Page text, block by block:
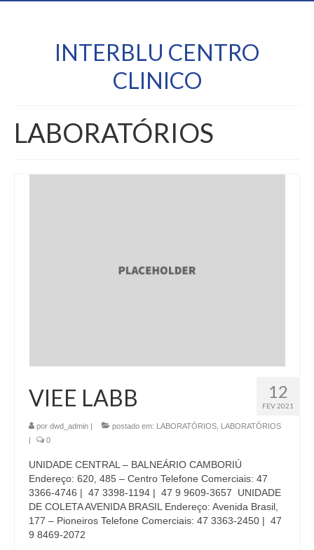
INTERBLU CENTRO
CLINICO
LABORATÓRIOS
12
FEV 2021
VIEE LABB
por dwd_admin | postado em: LABORATÓRIOS LABORATÓRIOS
|
0
UNIDADE CENTRAL – BALNEÁRIO CAMBORIÚ
Endereço: 620, 485 – Centro Telefone Comerciais: 47
3366-4746 | 47 3398-1194 | 47 9 9609-3657 UNIDADE
DE COLETA AVENIDA BRASIL Endereço: Avenida Brasil,
177 – Pioneiros Telefone Comerciais: 47 3363-2450 | 47
9 8469-2072